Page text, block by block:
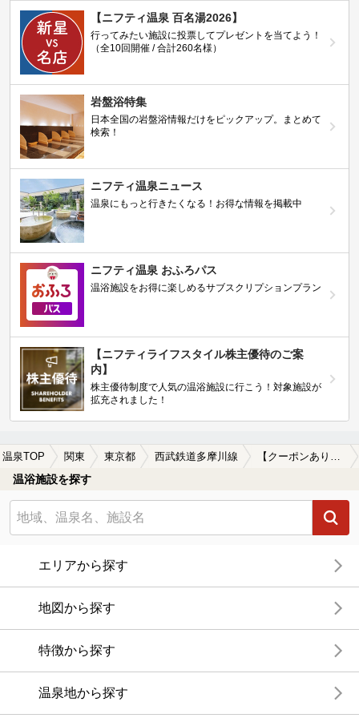
【ニフティ温泉 百名湯2026】
行ってみたい施設に投票してプレゼントを当てよう！
（全10回開催 / 合計260名様）
岩盤浴特集
日本全国の岩盤浴情報だけをピックアップ。まとめて
検索！
ニフティ温泉ニュース
温泉にもっと行きたくなる！お得な情報を掲載中
ニフティ温泉 おふろパス
温浴施設をお得に楽しめるサブスクリプションプラン
【ニフティライフスタイル株主優待のご案
内】
株主優待制度で人気の温浴施設に行こう！対象施設が
拡充されました！
温泉TOP 関東 東京都 西武鉄道多摩川線 【クーポンあり】炭酸水素塩泉が楽しめる西武鉄道多摩川線周辺の温泉、日帰り温泉、スーパー銭湯を探す
温浴施設を探す
エリアから探す
地図から探す
特徴から探す
温泉地から探す